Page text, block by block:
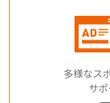
多様なス
サポ